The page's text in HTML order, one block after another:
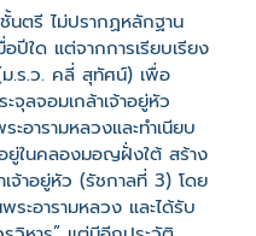
นตรี ไม่ปรากฏหลักฐาน
ปีใด แต่จากการเรียบเรียง
.ร.ว. คลี่ สุทัศน์) เพื่อ
จุลจอมเกล้าเจ้าอยู่หัว
อารามหลวงและทำเนียบ
ในคลองมอญฝั่งใต้ สร้าง
เจ้าอยู่หัว (รัชกาลที่ 3) โดย
ระอารามหลวง และได้รับ